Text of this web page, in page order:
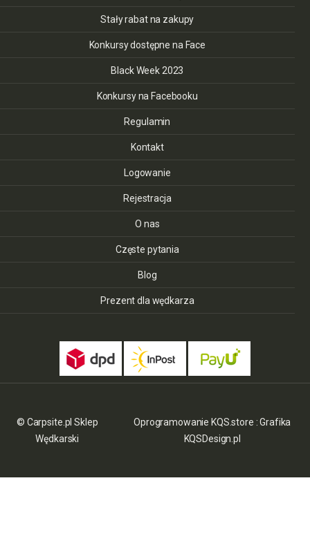
Stały rabat na zakupy
Konkursy dostępne na Face
Black Week 2023
Konkursy na Facebooku
Regulamin
Kontakt
Logowanie
Rejestracja
O nas
Częste pytania
Blog
Prezent dla wędkarza
© Carpsite.pl Sklep
Wędkarski
Oprogramowanie KQS.store :Grafika
KQSDesign.pl